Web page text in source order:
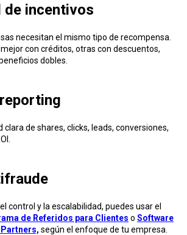
de incentivos
necesitan el mismo tipo de recompensa.
con créditos, otras con descuentos,
dobles.
ting
clara de shares, clicks, le ads, conversiones,
control y la escalabilidad, puedes usar el
de Referidos para Clientes o Software
según el enfoque de tu empresa.